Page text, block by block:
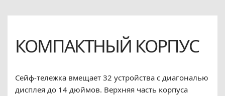
КОМПАКТНЫЙ КОРПУС
Сейф-тележка вмещает 32 устройства с диагональю
дисплея до 14 дюймов. Верхняя часть корпуса